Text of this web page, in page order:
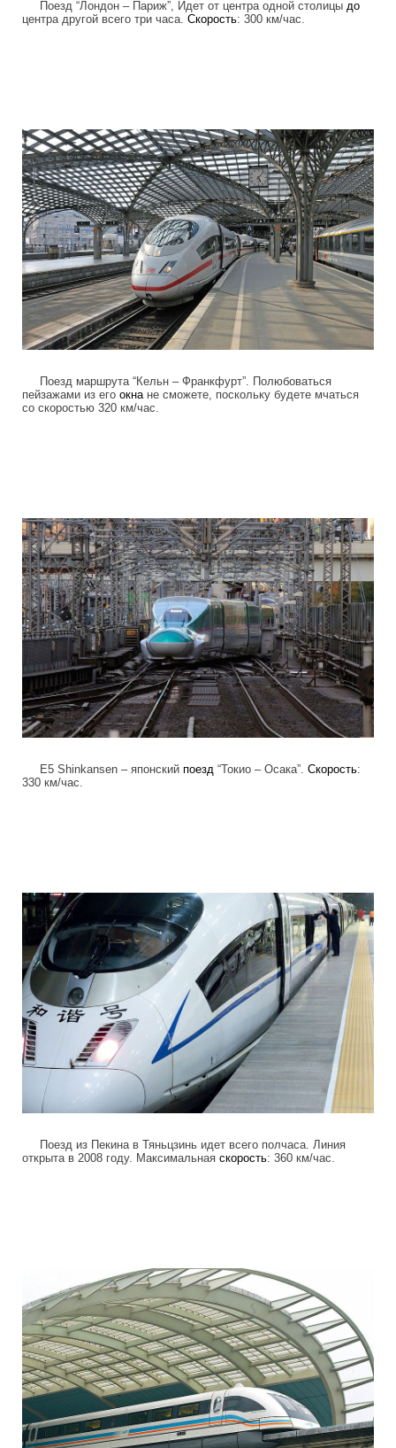
Поезд “Лондон – Париж”, Идет от центра одной столицы до
центра другой всего три часа. Скорость: 300 км/час.
Поезд маршрута “Кельн – Франкфурт”. Полюбоваться
пейзажами из его окна не сможете, поскольку будете мчаться
со скоростью 320 км/час.
E5 Shinkansen – японский поезд “Токио – Осака”. Скорость:
330 км/час.
Поезд из Пекина в Тяньцзинь идет всего полчаса. Линия
открыта в 2008 году. Максимальная скорость: 360 км/час.